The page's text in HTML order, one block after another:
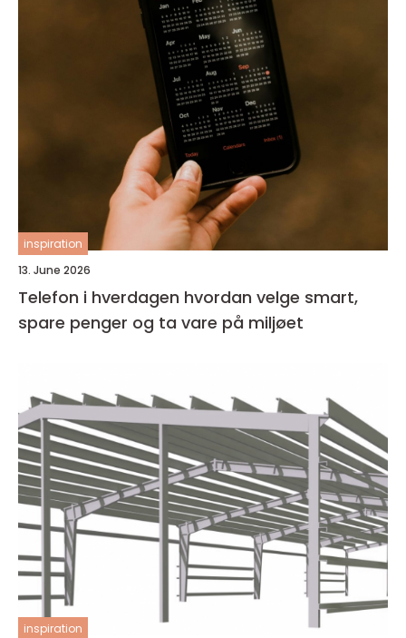
inspiration
13. June 2026
Telefon i hverdagen hvordan velge smart,
spare penger og ta vare på miljøet
inspiration